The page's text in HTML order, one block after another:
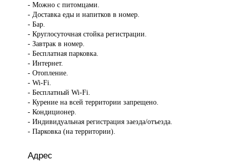
- Можно с питомцами.
- Доставка еды и напитков в номер.
- Бар.
- Круглосуточная стойка регистрации.
- Завтрак в номер.
- Бесплатная парковка.
- Интернет.
- Отопление.
- Wi-Fi.
- Бесплатный Wi-Fi.
- Курение на всей территории запрещено.
- Кондиционер.
- Индивидуальная регистрация заезда/отъезда.
- Парковка (на территории).
Адрес